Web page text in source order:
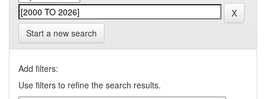
Start a new search
Add filters:
Use filters to refine the search results.